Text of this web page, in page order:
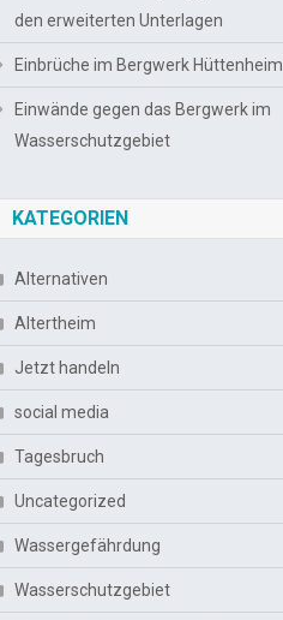
den erweiterten Unterlagen
Einbrüche im Bergwerk Hüttenheim
Einwände gegen das Bergwerk im
Wasserschutzgebiet
KATEGORIEN
Alternativen
Altertheim
Jetzt handeln
social media
Tagesbruch
Uncategorized
Wassergefährdung
Wasserschutzgebiet